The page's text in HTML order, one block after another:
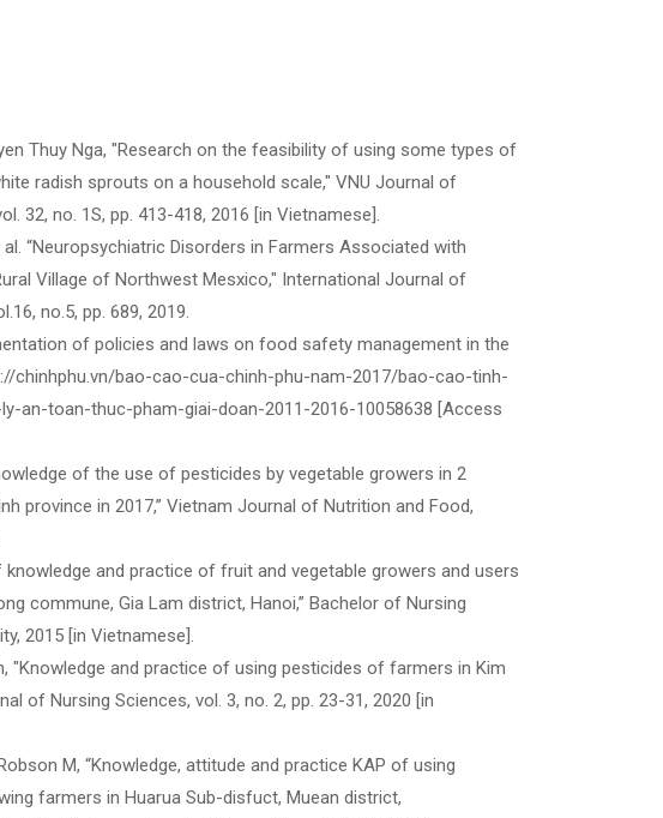
Thuy Nga, "Research on the feasibility of using some types of
radish sprouts on a household scale," VNU Journal of
32, no. 1S, pp. 413-418, 2016 [in Vietnamese].
“Neuropsychiatric Disorders in Farmers Associated with
Village of Northwest Mesxico," International Journal of
no.5, pp. 689, 2019.
of policies and laws on food safety management in the
chinhphu.vn/bao-cao-cua-chinh-phu-nam-2017/bao-cao-tinh-
an-toan-thuc-pham-giai-doan-2011-2016-10058638 [Access
of the use of pesticides by vegetable growers in 2
province in 2017,” Vietnam Journal of Nutrition and Food,
and practice of fruit and vegetable growers and users
commune, Gia Lam district, Hanoi,” Bachelor of Nursing
2015 [in Vietnamese].
"Knowledge and practice of using pesticides of farmers in Kim
of Nursing Sciences, vol. 3, no. 2, pp. 23-31, 2020 [in
M, “Knowledge, attitude and practice KAP of using
farmers in Huarua Sub-disfuct, Muean district,